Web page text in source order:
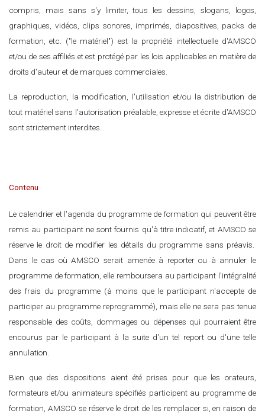
compris, mais sans s'y limiter, tous les dessins, slogans, logos,
graphiques, vidéos, clips sonores, imprimés, diapositives, packs de
formation, etc. ("le matériel") est la propriété intellectuelle d'AMSCO
et/ou de ses affiliés et est protégé par les lois applicables en matière de
droits d'auteur et de marques commerciales.
La reproduction, la modification, l'utilisation et/ou la distribution de
tout matériel sans l'aut​orisation préalable, expresse et écrite d'AMSCO
sont strictement interdites.
Contenu
Le calendrier et l'agenda du programme de formation qui peuvent être
remis au participant ne sont fournis qu'à titre indicatif, et AMSCO se
réserve le droit de modifier les détails du programme sans préavis.
Dans le cas où AMSCO serait amenée à reporter ou à annuler le
programme de formation, elle remboursera au participant l'intégralité
des frais du programme (à moins que le participant n'accepte de
participer au programme reprogrammé), mais elle ne sera pas tenue
responsable des coûts, dommages ou dépenses qui pourraient être
encourus par le participant à la suite d'un tel report ou d'une telle
annulation.
Bien que des dispositions aient été prises pour que les orateurs,
formateurs et/ou animateurs spécifiés participent au programme de
formation, AMSCO se réserve le droit de les remplacer si, en raison de